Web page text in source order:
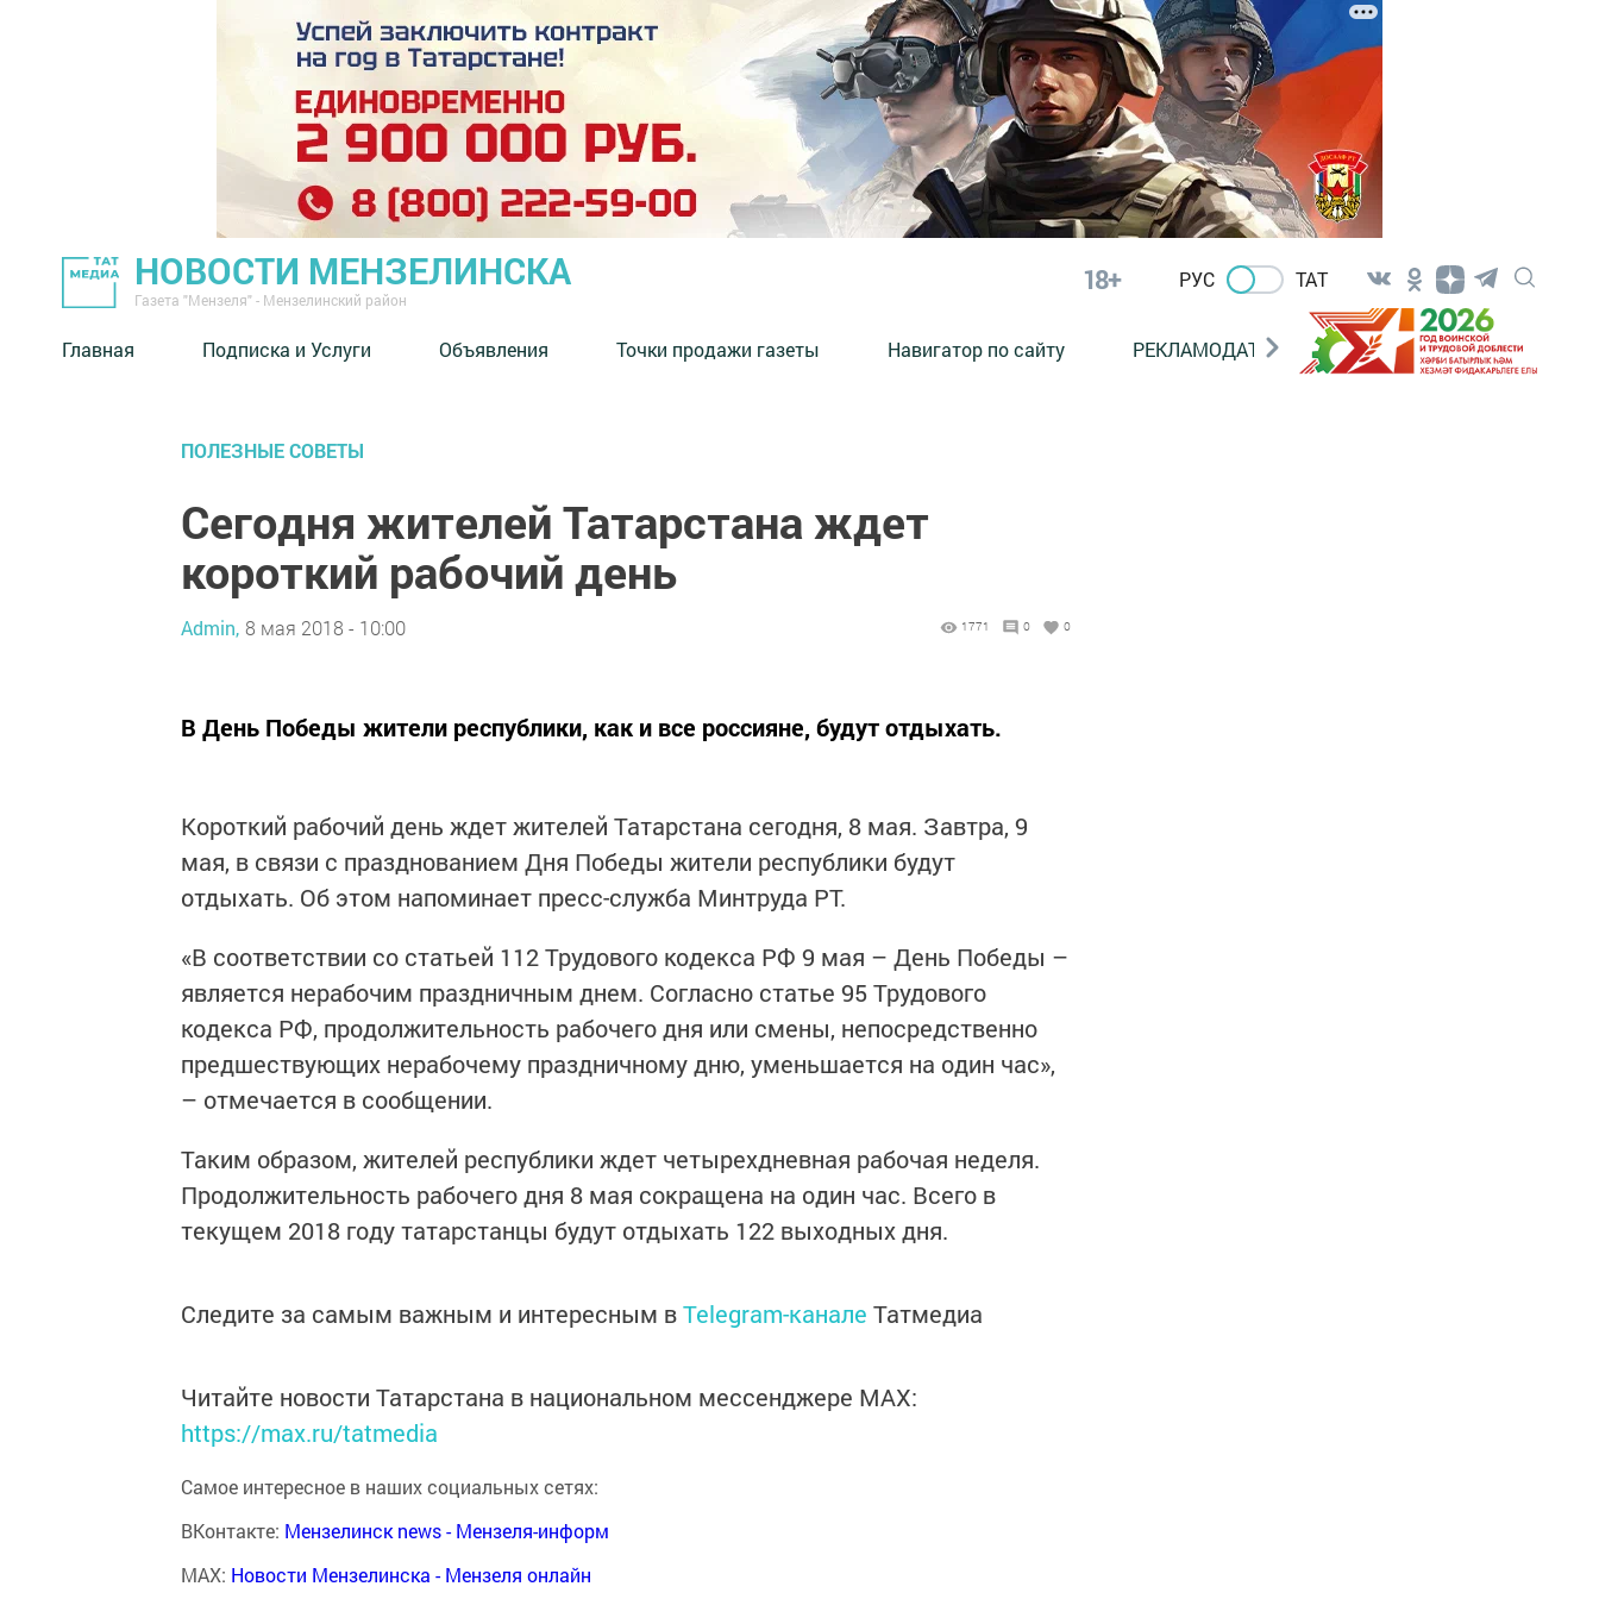
НОВОСТИ МЕНЗЕЛИНСКА
Газета "Мензеля" - Мензелинский район
18+ РУС ТАТ
Главная Подписка и Услуги Объявления Точки продажи газеты Навигатор по сайту РЕКЛАМОДАТЕЛЯМ
ПОЛЕЗНЫЕ СОВЕТЫ
Сегодня жителей Татарстана ждет
короткий рабочий день
Admin, 8 мая 2018 - 10:00 1771 0 0
В День Победы жители республики, как и все россияне, будут отдыхать.
Короткий рабочий день ждет жителей Татарстана сегодня, 8 мая. Завтра, 9
мая, в связи с празднованием Дня Победы жители республики будут
отдыхать. Об этом напоминает пресс-служба Минтруда РТ.
«В соответствии со статьей 112 Трудового кодекса РФ 9 мая – День Победы –
является нерабочим праздничным днем. Согласно статье 95 Трудового
кодекса РФ, продолжительность рабочего дня или смены, непосредственно
предшествующих нерабочему праздничному дню, уменьшается на один час»,
– отмечается в сообщении.
Таким образом, жителей республики ждет четырехдневная рабочая неделя.
Продолжительность рабочего дня 8 мая сокращена на один час. Всего в
текущем 2018 году татарстанцы будут отдыхать 122 выходных дня.
Следите за самым важным и интересным вTelegram-канале Татмедиа
Читайте новости Татарстана в национальном мессенджере MАХ:
https://max.ru/tatmedia
Самое интересное в наших социальных сетях:
ВКонтакте: Мензелинск news - Мензеля-информ
MAX: Новости Мензелинска - Мензеля онлайн